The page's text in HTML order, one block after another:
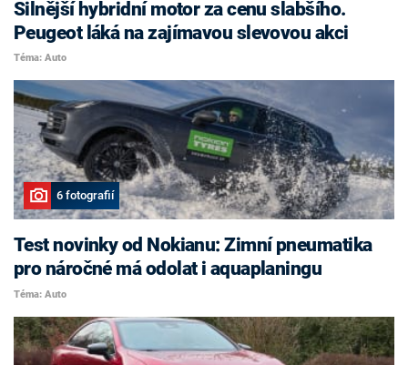
Silnější hybridní motor za cenu slabšího.
Peugeot láká na zajímavou slevovou akci
Téma: Auto
6 fotografií
Test novinky od Nokianu: Zimní pneumatika
pro náročné má odolat i aquaplaningu
Téma: Auto